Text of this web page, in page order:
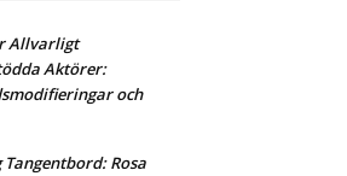
Allvarligt
Aktörer:
och
Rosa